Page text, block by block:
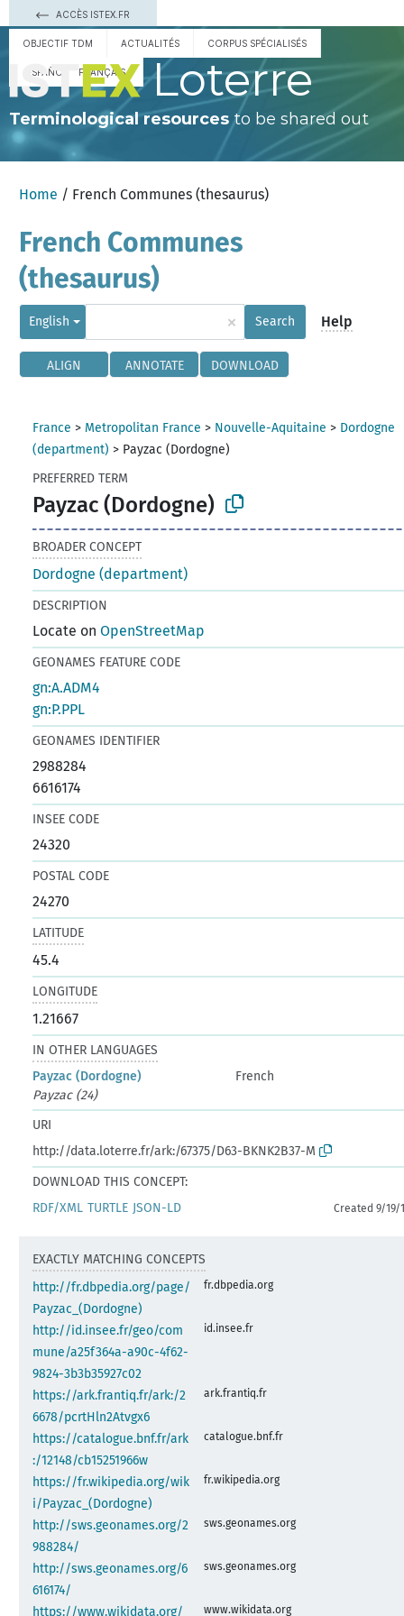
ACCÈS ISTEX.FR
OBJECTIF TDM ACTUALITÉS CORPUS SPÉCIALISÉS
ESPAÑOL FRANÇAIS Loterre
Terminological resourcesto be shared out
Home / French Communes (thesaurus)
French Communes
(thesaurus)
English × Search Help
ALIGN ANNOTATE DOWNLOAD
France > Metropolitan France > Nouvelle-Aquitaine > Dordogne
(department) > Payzac (Dordogne)
PREFERRED TERM
Payzac (Dordogne)
BROADER CONCEPT
Dordogne (department)
DESCRIPTION
Locate onOpenStreetMap
GEONAMES FEATURE CODE
gn:A.ADM4
gn:P.PPL
GEONAMES IDENTIFIER
2988284
6616174
INSEE CODE
24320
POSTAL CODE
24270
LATITUDE
45.4
LONGITUDE
1.21667
IN OTHER LANGUAGES
Payzac (Dordogne)
French
Payzac (24)
URI
http://data.loterre.fr/ark:/67375/D63-BKNK2B37-M
DOWNLOAD THIS CONCEPT:
RDF/XML TURTLE JSON-LD Created 9/19/
EXACTLY MATCHING CONCEPTS
http://fr.dbpedia.org/page/
Payzac_(Dordogne)
fr.dbpedia.org
http://id.insee.fr/geo/com
mune/a25f364a-a90c-4f62-
9824-3b3b35927c02
id.insee.fr
https://ark.frantiq.fr/ark:/2
6678/pcrtHln2Atvgx6
ark.frantiq.fr
https://catalogue.bnf.fr/ark
:/12148/cb15251966w
catalogue.bnf.fr
https://fr.wikipedia.org/wik
i/Payzac_(Dordogne)
fr.wikipedia.org
http://sws.geonames.org/2
988284/
sws.geonames.org
http://sws.geonames.org/6
616174/
sws.geonames.org
https://www.wikidata.org/
www.wikidata.org